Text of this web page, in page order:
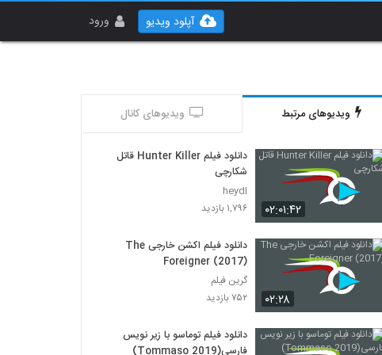
ورود آپلود ویدیو
ویدیوهای مرتبط ویدیوهای کانال
۰۲:۰۱:۴۲
دانلود فیلم Hunter Killer قاتل
شکارچی
heydl
۱,۷۹۶ بازدید
۰۲:۲۸
دانلود فیلم اکشن خارجی The
Foreigner (2017)
گرین فیلم
۷۵۲ بازدید
دانلود فیلم توماسو با زیر نویس
فارسی(Tommaso 2019)